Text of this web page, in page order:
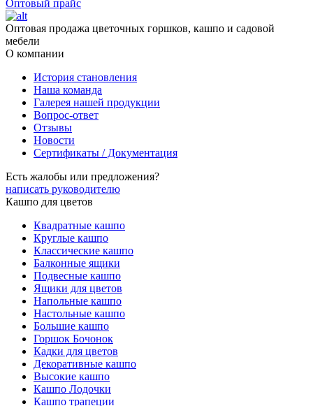
Оптовый прайс
Оптовая продажа цветочных горшков, кашпо и садовой
мебели
О компании
История становления
Наша команда
Галерея нашей продукции
Вопрос-ответ
Отзывы
Новости
Сертификаты / Документация
Есть жалобы или предложения?
написать руководителю
Кашпо для цветов
Квадратные кашпо
Круглые кашпо
Классические кашпо
Балконные ящики
Подвесные кашпо
Ящики для цветов
Напольные кашпо
Настольные кашпо
Большие кашпо
Горшок Бочонок
Кадки для цветов
Декоративные кашпо
Высокие кашпо
Кашпо Лодочки
Кашпо трапеции